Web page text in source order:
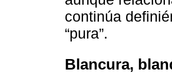
continúa
“pura”.
Blancura,